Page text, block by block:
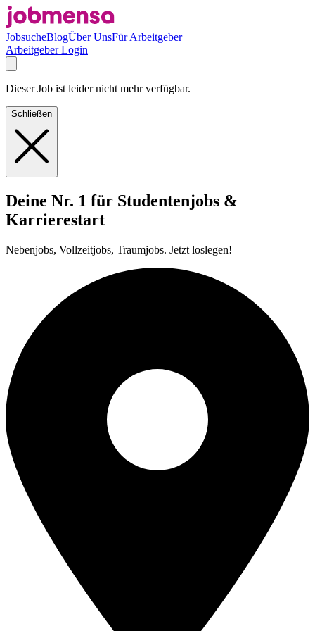
JobsucheBlogÜber UnsFür Arbeitgeber
Arbeitgeber Login
Dieser Job ist leider nicht mehr verfügbar.
Schließen
Deine Nr. 1 für Studentenjobs &
Karrierestart
Nebenjobs, Vollzeitjobs, Traumjobs. Jetzt loslegen!